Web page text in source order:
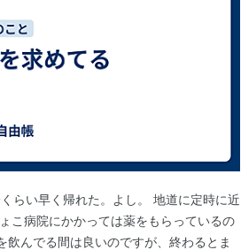
らい早く帰れた。よし。 地道に定時に近
こ病院にかかっては薬をもらっているの
んでる間は良いのですが、終わるとま